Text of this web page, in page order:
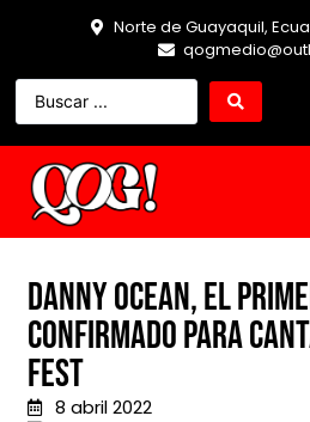
Norte de Guayaquil,
Danny Ocean, el
confirmado para
Fest
8 abril 2022